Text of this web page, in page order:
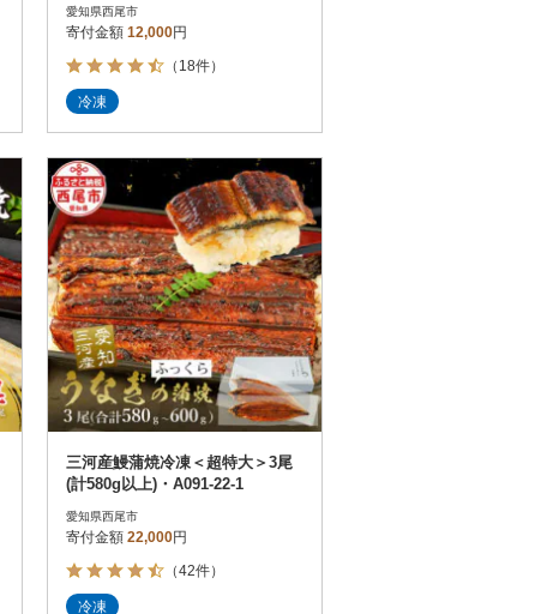
愛知県西尾市
寄付金額 12,000円
（18件）
冷凍
三河産鰻蒲焼冷凍＜超特大＞3尾
(計580g以上)・A091-22-1
愛知県西尾市
寄付金額 22,000円
（42件）
冷凍